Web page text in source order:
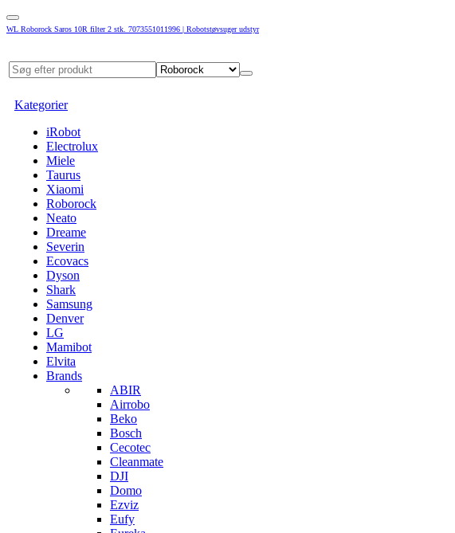
WL Roborock Saros 10R filter 2 stk. 7073551011996 | Robotstøvsuger udstyr
Kategorier
iRobot
Electrolux
Miele
Taurus
Xiaomi
Roborock
Neato
Dreame
Severin
Ecovacs
Dyson
Shark
Samsung
Denver
LG
Mamibot
Elvita
Brands
ABIR
Airrobo
Beko
Bosch
Cecotec
Cleanmate
DJI
Domo
Ezviz
Eufy